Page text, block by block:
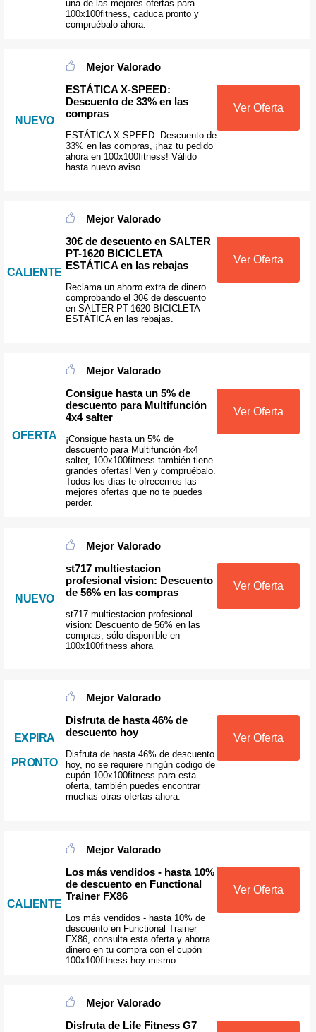
una de las mejores ofertas para
100x100fitness, caduca pronto y
compruébalo ahora.
NUEVO
Mejor Valorado
ESTÁTICA X-SPEED:
Descuento de 33% en las
compras
ESTÁTICA X-SPEED: Descuento de
33% en las compras, ¡haz tu pedido
ahora en 100x100fitness! Válido
hasta nuevo aviso.
Ver Oferta
CALIENTE
Mejor Valorado
30€ de descuento en SALTER
PT-1620 BICICLETA
ESTÁTICA en las rebajas
Reclama un ahorro extra de dinero
comprobando el 30€ de descuento
en SALTER PT-1620 BICICLETA
ESTÁTICA en las rebajas.
Ver Oferta
OFERTA
Mejor Valorado
Consigue hasta un 5% de
descuento para Multifunción
4x4 salter
¡Consigue hasta un 5% de
descuento para Multifunción 4x4
salter, 100x100fitness también tiene
grandes ofertas! Ven y compruébalo.
Todos los días te ofrecemos las
mejores ofertas que no te puedes
perder.
Ver Oferta
NUEVO
Mejor Valorado
st717 multiestacion
profesional vision: Descuento
de 56% en las compras
st717 multiestacion profesional
vision: Descuento de 56% en las
compras, sólo disponible en
100x100fitness ahora
Ver Oferta
EXPIRA
PRONTO
Mejor Valorado
Disfruta de hasta 46% de
descuento hoy
Disfruta de hasta 46% de descuento
hoy, no se requiere ningún código de
cupón 100x100fitness para esta
oferta, también puedes encontrar
muchas otras ofertas ahora.
Ver Oferta
CALIENTE
Mejor Valorado
Los más vendidos - hasta 10%
de descuento en Functional
Trainer FX86
Los más vendidos - hasta 10% de
descuento en Functional Trainer
FX86, consulta esta oferta y ahorra
dinero en tu compra con el cupón
100x100fitness hoy mismo.
Ver Oferta
Mejor Valorado
Disfruta de Life Fitness G7